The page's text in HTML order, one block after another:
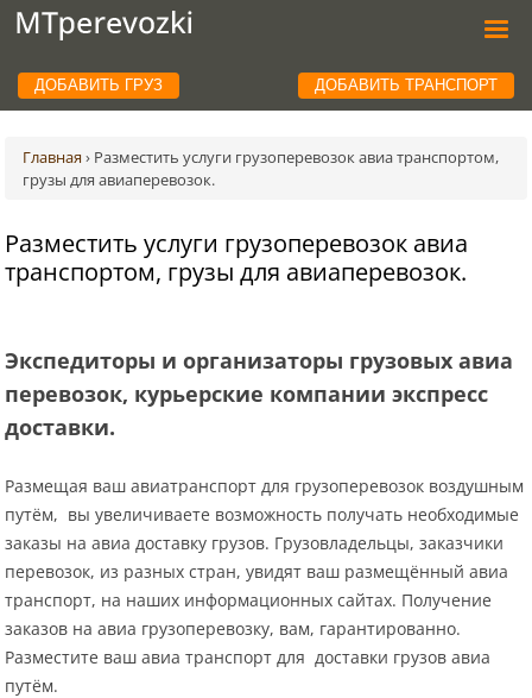
ДОБАВИТЬ ГРУЗ ДОБАВИТЬ ТРАНСПОРТ
Главная › Разместить услуги грузоперевозок авиа транспортом,
грузы для авиаперевозок.
Разместить услуги грузоперевозок авиа
транспортом, грузы для авиаперевозок.
Экспедиторы и организаторы грузовых авиа
перевозок, курьерские компании экспресс
доставки.
Размещая ваш авиатранспорт для грузоперевозок воздушным
путём, вы увеличиваете возможность получать необходимые
заказы на авиа доставку грузов. Грузовладельцы, заказчики
перевозок, из разных стран, увидят ваш размещённый авиа
транспорт, на наших информационных сайтах. Получение
заказов на авиа грузоперевозку, вам, гарантированно.
Разместите ваш авиа транспорт для доставки грузов авиа
путём.